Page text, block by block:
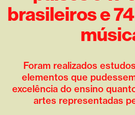
brasileiros e
Foram realizados
elementos que
excelência do ensino
artes representadas